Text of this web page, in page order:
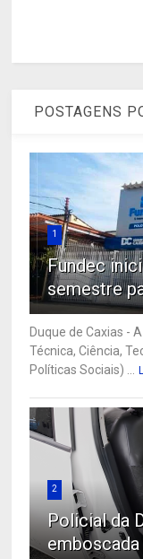
POSTAGENS
1
Fundec
semestre
Duque de Caxias -
Técnica, Ciência,
Políticas Sociais) ...
2
Policial da
emboscada